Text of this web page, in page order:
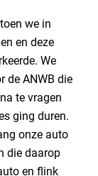
we in
en deze
We
de ANWB die
te vragen
ging duren.
onze auto
die daarop
en flink